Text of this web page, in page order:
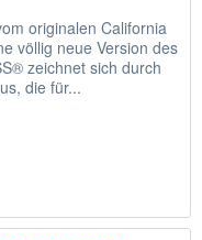
originalen California
völlig neue Version des
zeichnet sich durch
die für...